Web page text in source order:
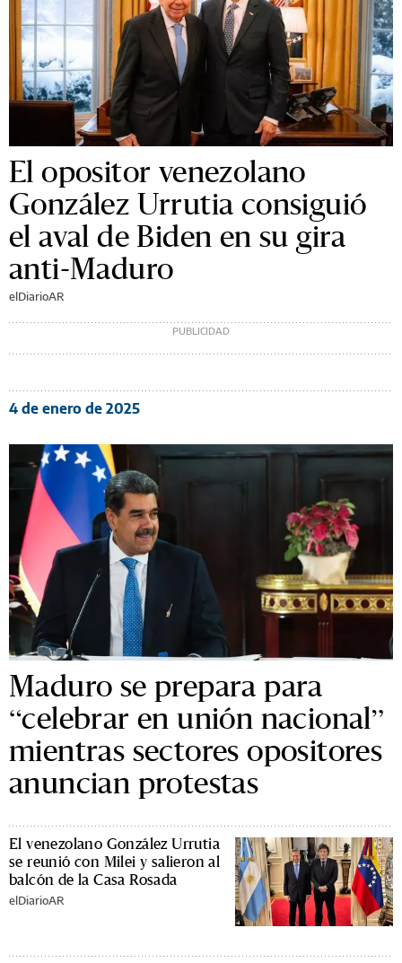
El opositor venezolano
González Urrutia consiguió
el aval de Biden en su gira
anti-Maduro
elDiarioAR
4 de enero de 2025
Maduro se prepara para
“celebrar en unión nacional”
mientras sectores opositores
anuncian protestas
El venezolano González Urrutia
se reunió con Milei y salieron al
balcón de la Casa Rosada
elDiarioAR